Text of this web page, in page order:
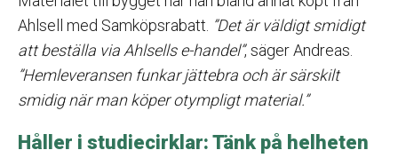
Ahlsell med Samköpsrabatt. ”Det är väldigt smidigt
att beställa via Ahlsells e-handel”, säger Andreas.
”Hemleveransen funkar jättebra och är särskilt
smidig när man köper otympligt material.”
Håller i studiecirklar: Tänk på helheten